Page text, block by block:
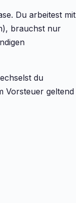
Du arbeitest mit
brauchst nur
du
Vorsteuer geltend